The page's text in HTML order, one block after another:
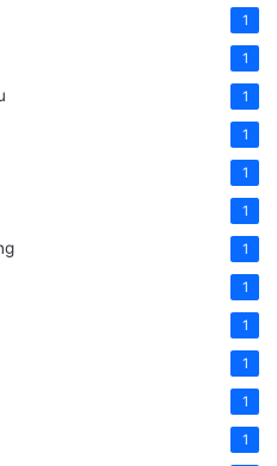
1
1
1
1
1
1
1
1
1
1
1
1